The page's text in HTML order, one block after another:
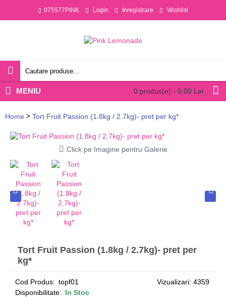
075577PINK Login Inregistrare Wishlist
0 produs(e) - 0.00 Lei
MENIU
Home > Tort Fruit Passion (1.8kg / 2.7kg)- pret per kg*
Click pe Imagine pentru Galerie
Tort Fruit Passion (1.8kg / 2.7kg)- pret per
kg*
Vizualizari: 4359
Cod Produs: topf01
Disponibilitate: In Stoc